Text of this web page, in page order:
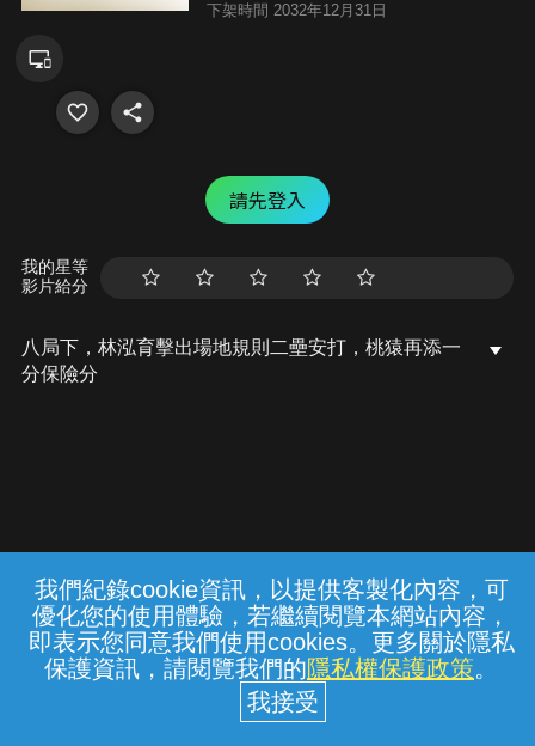
我們紀錄cookie資訊，以提供客製化內容，可
優化您的使用體驗，若繼續閱覽本網站內容，
即表示您同意我們使用cookies。更多關於隱私
保護資訊，請閱覽我們的隱私權保護政策。
下架時間 2032年12月31日
請先登入
我的星等
影片給分
八局下，林泓育擊出場地規則二壘安打，桃猿再添一
分保險分
常見問題 線上客服 服務條款 隱私權保護
中華電信股份有限公司個人家庭分公司
(統一編號：96979949) © 2026
{{notifyMsg}}